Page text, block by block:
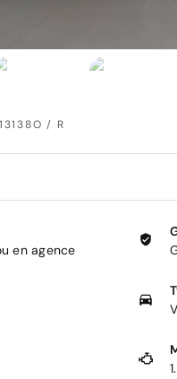
/ R
en agence